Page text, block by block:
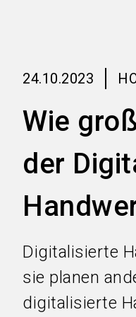
24.10.2023
Wie
der
Digitalisierte
sie planen
digitalisierte